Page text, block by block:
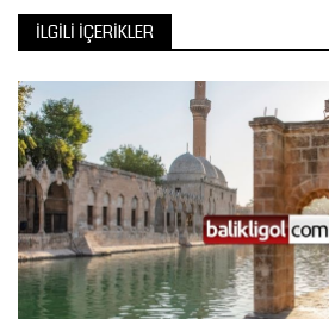
İLGILI İÇERIKLER